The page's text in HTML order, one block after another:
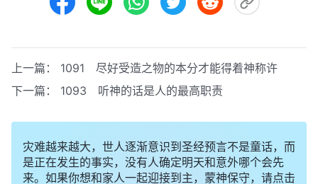
上一篇： 1091 尽好受造之物的本分才能得着神称许
下一篇： 1093 听神的话是人的最高职责
灾难越来越大，世人逐渐意识到圣经预言不是童话，而
是正在发生的事实，没有人确定明天和意外哪个会先
来。如果你想和家人一起迎接到主，蒙神保守，请点击